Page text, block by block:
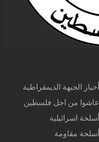
أخبار الجبهة الديمقراطية
عاشوا من اجل فلسطين
أسلحة اسرائيلية
أسلحة مقاومة